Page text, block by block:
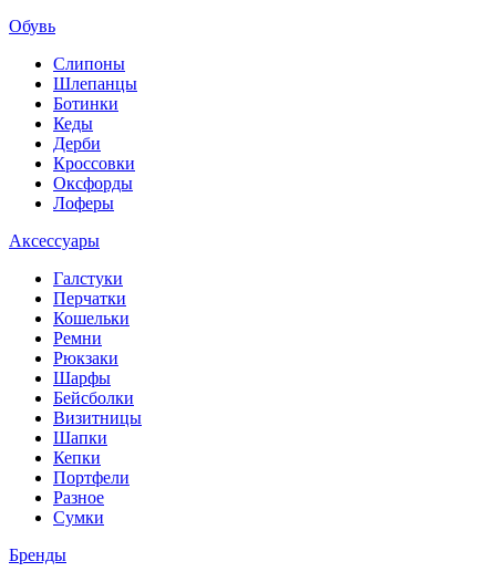
Обувь
Слипоны
Шлепанцы
Ботинки
Кеды
Дерби
Кроссовки
Оксфорды
Лоферы
Аксессуары
Галстуки
Перчатки
Кошельки
Ремни
Рюкзаки
Шарфы
Бейсболки
Визитницы
Шапки
Кепки
Портфели
Разное
Сумки
Бренды